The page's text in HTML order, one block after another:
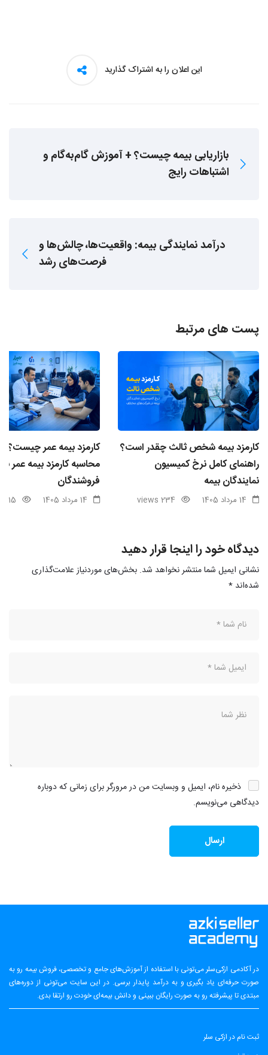
این اعلان را به اشتراک گذارید
بازاریابی بیمه چیست؟ + آموزش گام‌به‌گام و
اشتباهات رایج
درآمد نمایندگی بیمه: واقعیت‌ها، چالش‌ها و
فرصت‌های رشد
پست های مرتبط
کارمزد بیمه شخص ثالث چقدر است؟
راهنمای کامل نرخ کمیسیون
نمایندگان بیمه
14 مرداد 1405 234 views
کارمزد بیمه عمر چیست؟
محاسبه کارمزد بیمه عمر
فروشندگان
14 مرداد 1405 115 views
دیدگاه خود را اینجا قرار دهید
نشانی ایمیل شما منتشر نخواهد شد. بخش‌های موردنیاز علامت‌گذاری
شده‌اند *
ذخیره نام، ایمیل و وبسایت من در مرورگر برای زمانی که دوباره
دیدگاهی می‌نویسم.
در آکادمی ازکی‌سلر می‌تونی با استفاده از آموزش‌های جامع و تخصصی، فروش بیمه رو به
صورت حرفه‌ای یاد بگیری و به درآمد پایدار برسی. در این سایت می‌تونی از دوره‌های
مبتدی تا پیشرفته رو به صورت رایگان ببینی و دانش بیمه‌ای خودت رو ارتقا بدی.
ثبت نام در ازکی سلر